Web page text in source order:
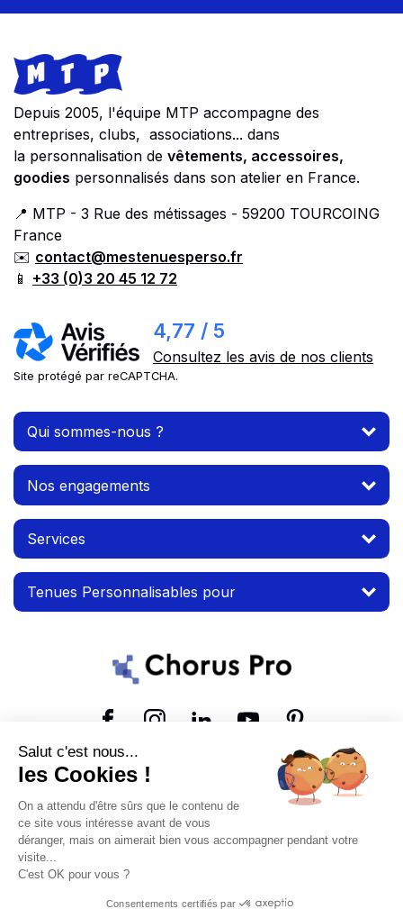
Footer
Store information
Depuis 2005, l'équipe MTP accompagne des
entreprises, clubs, associations... dans
la personnalisation de vêtements, accessoires,
goodies personnalisés dans son atelier en France.
📍 MTP - 3 Rue des métissages - 59200 TOURCOING
France
✉️ contact@mestenuesperso.fr
📱 +33 (0)3 20 45 12 72
4,77 / 5
Consultez les avis de nos clients
Site protégé par reCAPTCHA.
Qui sommes-nous ?
Nos engagements
Services
Tenues Personnalisables pour
© 2026 MTP. Tous droits réservés.
Conditions d'utilisation Mentions légales
Salut c'est nous...
les Cookies !
On a attendu d'être sûrs que le contenu de
ce site vous intéresse avant de vous
déranger, mais on aimerait bien vous accompagner pendant votre
visite...
C'est OK pour vous ?
Consentements certifiés par